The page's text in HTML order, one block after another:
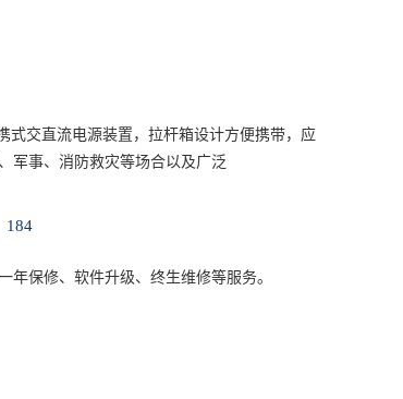
式交直流电源装置，拉杆箱设计方便携带，应
军事、消防救灾等场合以及广泛
184
保修、软件升级、终生维修等服务。